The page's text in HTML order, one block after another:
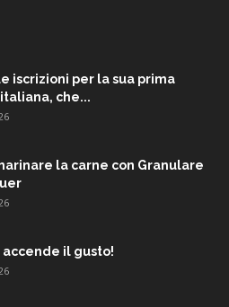
iscrizioni per la sua prima
che...
la carne con Granulare
accende il gusto!